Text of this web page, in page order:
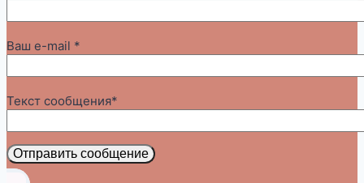
Ваш e-mail *
Текст сообщения*
Отправить сообщение